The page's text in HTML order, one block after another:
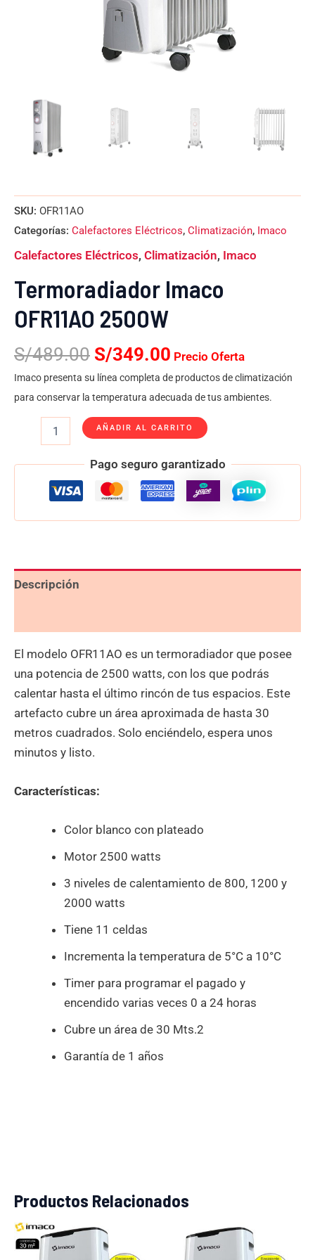
SKU: OFR11AO
Categorías: Calefactores Eléctricos, Climatización, Imaco
Calefactores Eléctricos, Climatización, Imaco
Termoradiador Imaco
OFR11AO 2500W
S/489.00 S/349.00 Precio Oferta
Imaco presenta su línea completa de productos de climatización
para conservar la temperatura adecuada de tus ambientes.
AÑADIR AL CARRITO
Pago seguro garantizado
Descripción
El modelo OFR11AO es un termoradiador que posee
una potencia de 2500 watts, con los que podrás
calentar hasta el último rincón de tus espacios. Este
artefacto cubre un área aproximada de hasta 30
metros cuadrados. Solo enciéndelo, espera unos
minutos y listo.
Características:
Color blanco con plateado
Motor 2500 watts
3 niveles de calentamiento de 800, 1200 y
2000 watts
Tiene 11 celdas
Incrementa la temperatura de 5°C a 10°C
Timer para programar el pagado y
encendido varias veces 0 a 24 horas
Cubre un área de 30 Mts.2
Garantía de 1 años
Productos Relacionados
El
precio
original
actual
El
precio
original
actual